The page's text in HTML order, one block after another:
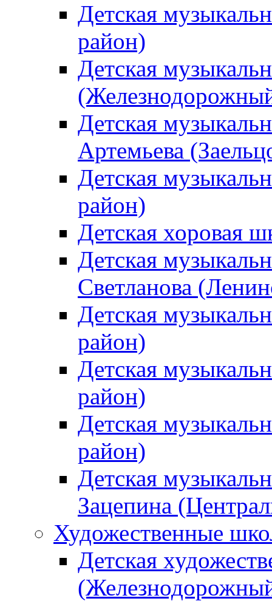
Детская
район)
Детская
Детская
Артемьева
Детская
район)
Детская хоровая
Детская
Светланова
Детская
район)
Детская
район)
Детская
район)
Детская
Зацепина
Художественные
Детская